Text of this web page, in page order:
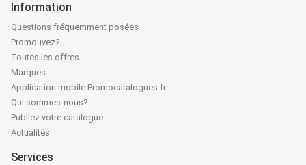
Information
Questions fréquemment posées
Promouvez?
Toutes les offres
Marques
Application mobile Promocatalogues.fr
Qui sommes-nous?
Publiez votre catalogue
Actualités
Services